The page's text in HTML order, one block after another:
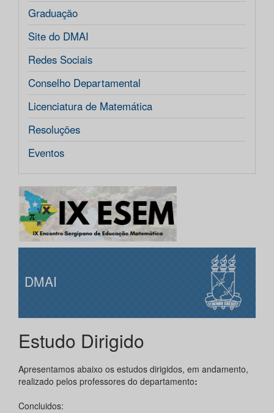
Graduação
Site do DMAI
Redes Sociais
Conselho Departamental
Licenciatura de Matemática
Resoluções
Eventos
DMAI
Estudo Dirigido
Apresentamos abaixo os estudos dirigidos, em andamento,
realizado pelos professores do departamento:
Concluidos: